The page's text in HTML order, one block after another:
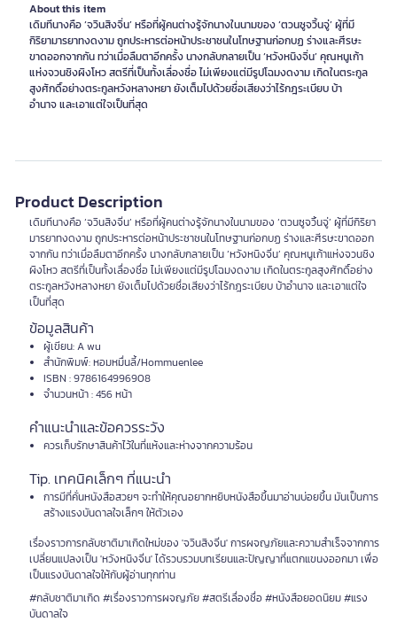
About this item
เดิมทีนางคือ ‘จวินสิงจิ่น’ หรือที่ผู้คนต่างรู้จักนางในนามของ ‘ตวนซูจวิ้นจู่’ ผู้ที่มี
กิริยามารยาทงดงาม ถูกประหารต่อหน้าประชาชนในโทษฐานก่อกบฏ ร่างและศีรษะ
ขาดออกจากกัน ทว่าเมื่อลืมตาอีกครั้ง นางกลับกลายเป็น ‘หวังหนิงจิ่น’ คุณหนูเก้า
แห่งจวนชิงผิงโหว สตรีที่เป็นทั้งเลื่องชื่อ ไม่เพียงแต่มีรูปโฉมงดงาม เกิดในตระกูล
สูงศักดิ์อย่างตระกูลหวังหลางหยา ยังเต็มไปด้วยชื่อเสียงว่าไร้กฎระเบียบ บ้า
อำนาจ และเอาแต่ใจเป็นที่สุด
Product Description
เดิมทีนางคือ ‘จวินสิงจิ่น’ หรือที่ผู้คนต่างรู้จักนางในนามของ ‘ตวนซูจวิ้นจู่’ ผู้ที่มีกิริยา
มารยาทงดงาม ถูกประหารต่อหน้าประชาชนในโทษฐานก่อกบฏ ร่างและศีรษะขาดออก
จากกัน ทว่าเมื่อลืมตาอีกครั้ง นางกลับกลายเป็น ‘หวังหนิงจิ่น’ คุณหนูเก้าแห่งจวนชิง
ผิงโหว สตรีที่เป็นทั้งเลื่องชื่อ ไม่เพียงแต่มีรูปโฉมงดงาม เกิดในตระกูลสูงศักดิ์อย่าง
ตระกูลหวังหลางหยา ยังเต็มไปด้วยชื่อเสียงว่าไร้กฎระเบียบ บ้าอำนาจ และเอาแต่ใจ
เป็นที่สุด
ข้อมูลสินค้า
ผู้เขียน: A wu
สำนักพิมพ์: หอมหมื่นลี้/Hommuenlee
ISBN : 9786164996908
จำนวนหน้า : 456 หน้า
คำแนะนำและข้อควรระวัง
ควรเก็บรักษาสินค้าไว้ในที่แห้งและห่างจากความร้อน
Tip. เทคนิคเล็กๆ ที่แนะนำ
การมีที่คั่นหนังสือสวยๆ จะทำให้คุณอยากหยิบหนังสือขึ้นมาอ่านบ่อยขึ้น มันเป็นการ
สร้างแรงบันดาลใจเล็กๆ ให้ตัวเอง
เรื่องราวการกลับชาติมาเกิดใหม่ของ 'จวินสิงจิ่น' การผจญภัยและความสำเร็จจากการ
เปลี่ยนแปลงเป็น 'หวังหนิงจิ่น' ได้รวบรวมบทเรียนและปัญญาที่แตกแขนงออกมา เพื่อ
เป็นแรงบันดาลใจให้กับผู้อ่านทุกท่าน
#กลับชาติมาเกิด #เรื่องราวการผจญภัย #สตรีเลื่องชื่อ #หนังสือยอดนิยม #แรง
บันดาลใจ